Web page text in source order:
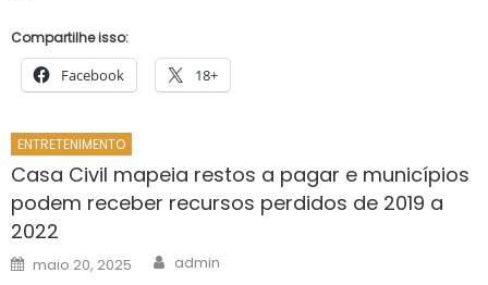
Compartilhe isso:
Facebook 18+
ENTRETENIMENTO
Casa Civil mapeia restos a pagar e municípios
podem receber recursos perdidos de 2019 a
2022
Posted
on
maio 20, 2025 Author
admin